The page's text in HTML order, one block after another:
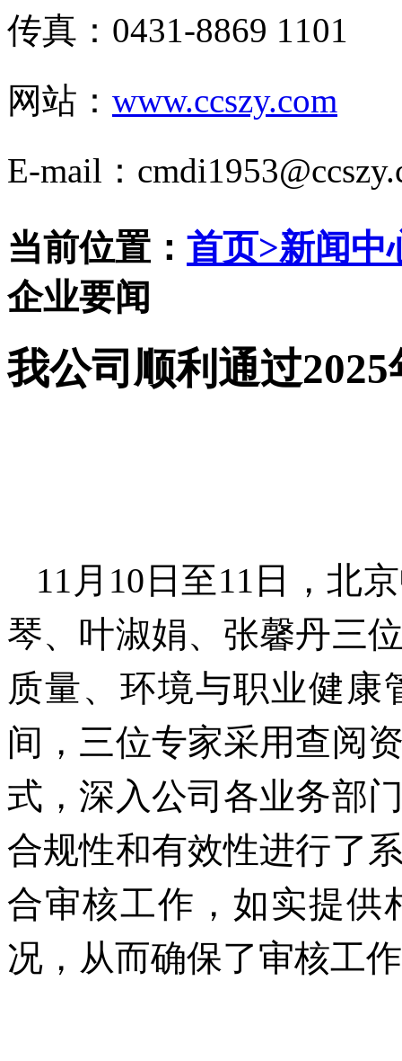
传真：0431-8869 1101
网站： www.ccszy.com
E-mail：
当前位置： 首页>新闻中
企业要闻
我公司顺利通过
11月10日至11日，北
琴、叶淑娟、张馨丹三
质量、环境与职业健
间，三位专家采用查阅
式，深入公司各业务部
合规性和有效性进行了
合审核工作，如实提供
况，从而确保了审核工